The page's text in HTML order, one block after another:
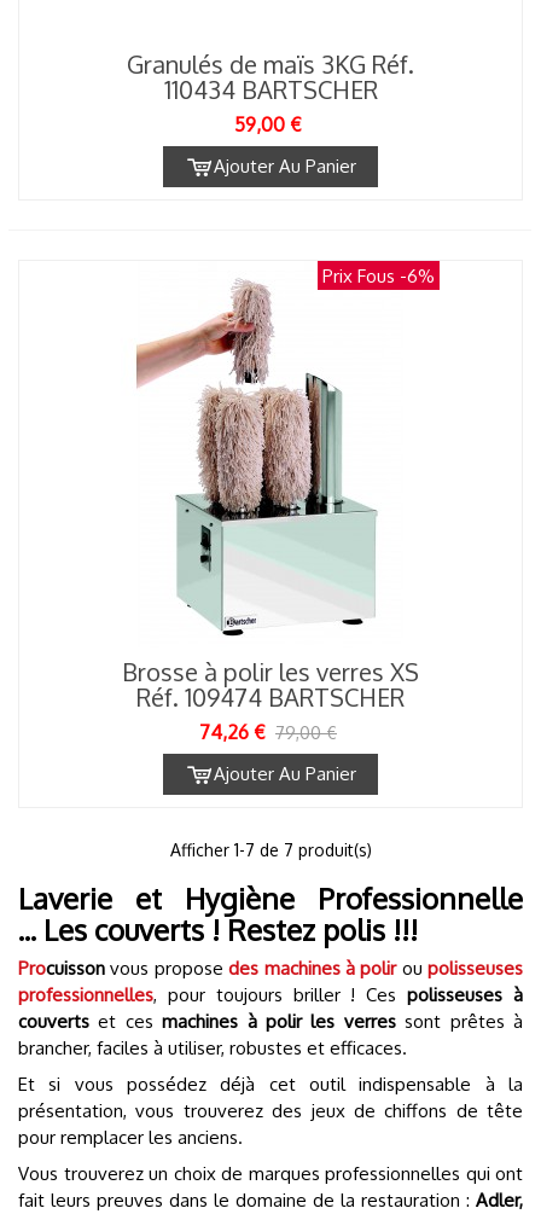
Granulés de maïs 3KG Réf.
110434 BARTSCHER
59,00 €
Ajouter Au Panier
Prix Fous -6%
Brosse à polir les verres XS
Réf. 109474 BARTSCHER
74,26 € 79,00 €
Ajouter Au Panier
Afficher 1-7 de 7 produit(s)
Laverie et Hygiène Professionnelle
... Les couverts ! Restez polis !!!
Procuisson vous proposedes machines à polir ou polisseuses
professionnelles, pour toujours briller ! Cespolisseuses à
couverts et cesmachines à polir les verressont prêtes à
brancher, faciles à utiliser, robustes et efficaces.
Et si vous possédez déjà cet outil indispensable à la
présentation, vous trouverez des jeux de chiffons de tête
pour remplacer les anciens.
Vous trouverez un choix de marques professionnelles qui ont
fait leurs preuves dans le domaine de la restauration : Adler,